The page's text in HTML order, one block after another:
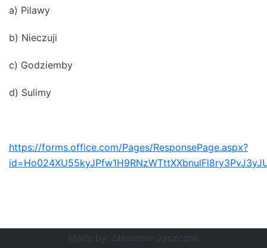
a) Pilawy
b) Nieczuji
c) Godziemby
d) Sulimy
https://forms.office.com/Pages/ResponsePage.aspx?